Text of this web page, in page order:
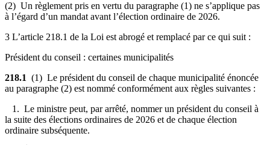
(2) Un règlement pris en vertu du paragraphe (1) ne s’applique pas
à l’égard d’un mandat avant l’élection ordinaire de 2026.
3 L’article 218.1 de la Loi est abrogé et remplacé par ce qui suit :
Président du conseil : certaines municipalités
218.1 (1) Le président du conseil de chaque municipalité énoncée
au paragraphe (2) est nommé conformément aux règles suivantes :
1. Le ministre peut, par arrêté, nommer un président du conseil à
la suite des élections ordinaires de 2026 et de chaque élection
ordinaire subséquente.